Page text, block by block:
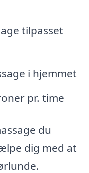
tilpasset
i hjemmet
pr. time
du
dig med at